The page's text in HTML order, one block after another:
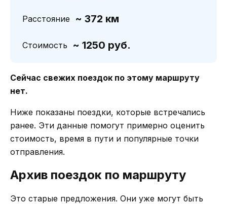
Расстояние ~ 372 км
Стоимость ~ 1250 руб.
Сейчас свежих поездок по этому маршруту
нет.
Ниже показаны поездки, которые встречались
ранее. Эти данные помогут примерно оценить
стоимость, время в пути и популярные точки
отправления.
Архив поездок по маршруту
Это старые предложения. Они уже могут быть